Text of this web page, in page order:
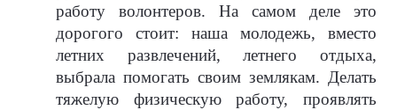
работу волонтеров. На самом деле это
дорогого стоит: наша молодежь, вместо
летних развлечений, летнего отдыха,
выбрала помогать своим землякам. Делать
тяжелую физическую работу, проявлять